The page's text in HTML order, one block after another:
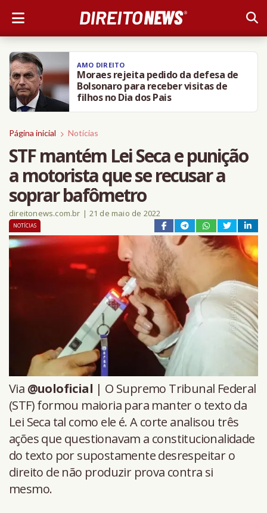
AMO DIREITO
Moraes rejeita pedido da defesa de
Bolsonaro para receber visitas de
filhos no Dia dos Pais
Página inicial Notícias
STF mantém Lei Seca e punição
a motorista que se recusar a
soprar bafômetro
direitonews.com.br | 21 de maio de 2022
NOTÍCIAS
Via @uoloficial | O Supremo Tribunal Federal
(STF) formou maioria para manter o texto da
Lei Seca tal como ele é. A corte analisou três
ações que questionavam a constitucionalidade
do texto por supostamente desrespeitar o
direito de não produzir prova contra si
mesmo.